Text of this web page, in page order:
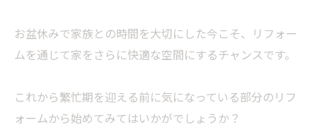
お盆休みで家族との時間を大切にした今こそ、リフォー
ムを通じて家をさらに快適な空間にするチャンスです。
これから繁忙期を迎える前に気になっている部分のリフ
ォームから始めてみてはいかがでしょうか？